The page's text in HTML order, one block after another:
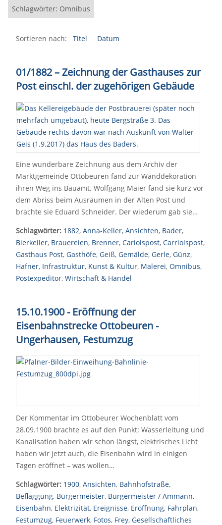
Schlagwörter: Omnibus
Sortieren nach: Titel Datum
01/1882 – Zeichnung der Gasthauses zur
Post einschl. der zugehörigen Gebäude
Eine wunderbare Zeichnung aus dem Archiv der
Marktgemeinde Ottobeuren fand zur Wanddekoration
ihren Weg ins Bauamt. Wolfgang Maier fand sie kurz vor
dem Abriss beim Ausräumen in der Alten Post und
brachte sie Eduard Schneider. Der wiederum gab sie…
Schlagwörter: 1882, Anna-Keller, Ansichten, Bader,
Bierkeller, Brauereien, Brenner, Cariolspost, Carriolspost,
Gasthaus Post, Gasthöfe, Geiß, Gemälde, Gerle, Günz,
Hafner, Infrastruktur, Kunst & Kultur, Malerei, Omnibus,
Postexpeditor, Wirtschaft & Handel
15.10.1900 - Eröffnung der
Eisenbahnstrecke Ottobeuren -
Ungerhausen, Festumzug
Der Kommentar im Ottobeurer Wochenblatt vom
28.09.1900 brachte es auf den Punkt: Wasserleitung und
Kanalisation haben wir schon längst, elektrisches Licht
haben wir jetzt auch, die Eisenbahn wird in einigen
Tagen eröffnet – was wollen…
Schlagwörter: 1900, Ansichten, Bahnhofstraße,
Beflaggung, Bürgermeister, Bürgermeister / Ammann,
Eisenbahn, Elektrizität, Ereignisse, Eröffnung, Fahrplan,
Festumzug, Feuerwerk, Fotos, Frey, Gesellschaftliches